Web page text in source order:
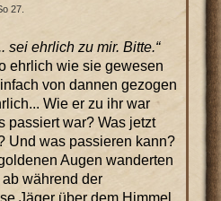
27.
sei ehrlich zu mir. Bitte.“
ehrlich wie sie gewesen
von dannen gezogen
Wie er zu ihr war
passiert war? Was jetzt
Und was passieren kann?
Augen wanderten
während der